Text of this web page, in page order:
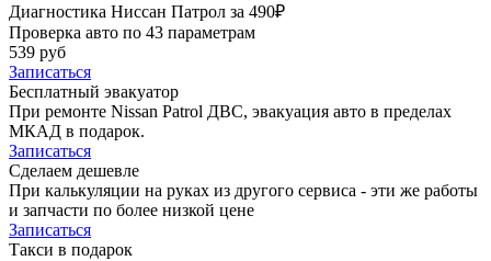
Диагностика Ниссан Патрол за 490₽
Проверка авто по 43 параметрам
539 руб
Записаться
Бесплатный эвакуатор
При ремонте Nissan Patrol ДВС, эвакуация авто в пределах
МКАД в подарок.
Записаться
Сделаем дешевле
При калькуляции на руках из другого сервиса - эти же работы
и запчасти по более низкой цене
Записаться
Такси в подарок